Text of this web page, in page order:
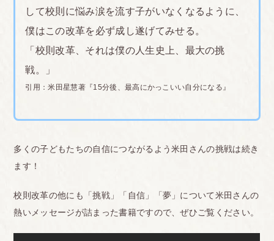
などのルール表?には書かれておらず、入学したて
の小1の私が、既に知っていた6年生で習う 漢字を
書いていて、他の同級生に止められた。当時の担任
の先生はむしろ褒めてくれたのに、なぜ先のことを
知り たい学びたいという意欲を我慢せねばならない
は、ひらがなや1+1から始める授業が退屈で時間の
無駄に感じた。
がに黙って食べさせる指導はなかったが、私は食べ
して校則に悩み涙を流す子がいなくなるように、
僕はこの改革を必ず成し遂げてみせる。
「校則改革、それは僕の人生史上、最大の挑
戦。」
引用：米田星慧著『15分後、最高にかっこいい自分になる 』
多くの子どもたちの自信につながるよう米田さんの挑戦は続き
ます！
校則改革の他にも「挑戦」「自信」「夢」について米田さんの
熱いメッセージが詰まった書籍ですので、ぜひご覧ください。